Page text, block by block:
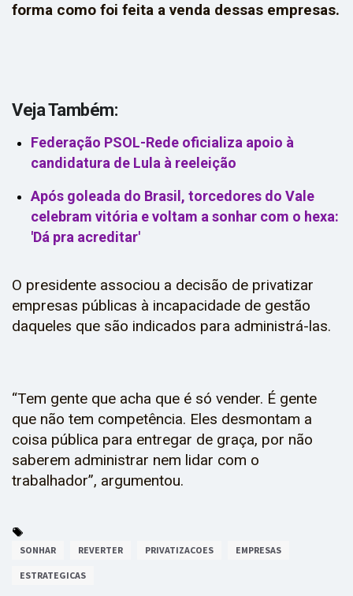
forma como foi feita a venda dessas empresas.
Veja Também:
Federação PSOL-Rede oficializa apoio à
candidatura de Lula à reeleição
Após goleada do Brasil, torcedores do Vale
celebram vitória e voltam a sonhar com o hexa:
'Dá pra acreditar'
O presidente associou a decisão de privatizar
empresas públicas à incapacidade de gestão
daqueles que são indicados para administrá-las.
“Tem gente que acha que é só vender. É gente
que não tem competência. Eles desmontam a
coisa pública para entregar de graça, por não
saberem administrar nem lidar com o
trabalhador”, argumentou.
SONHAR REVERTER PRIVATIZACOES EMPRESAS
ESTRATEGICAS